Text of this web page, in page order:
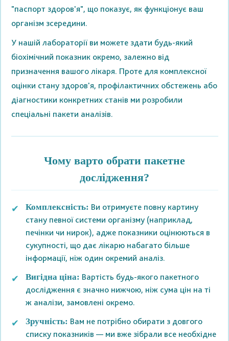
"паспорт здоров'я", що показує, як функціонує ваш
організм зсередини.
У нашій лабораторії ви можете здати будь-який
біохімічний показник окремо, залежно від
призначення вашого лікаря. Проте для комплексної
оцінки стану здоров'я, профілактичних обстежень або
діагностики конкретних станів ми розробили
спеціальні пакети аналізів.
Чому варто обрати пакетне
дослідження?
Комплексність: Ви отримуєте повну картину
стану певної системи організму (наприклад,
печінки чи нирок), адже показники оцінюються в
сукупності, що дає лікарю набагато більше
інформації, ніж один окремий аналіз.
Вигідна ціна: Вартість будь-якого пакетного
дослідження є значно нижчою, ніж сума цін на ті
ж аналізи, замовлені окремо.
Зручність: Вам не потрібно обирати з довгого
списку показників — ми вже зібрали все необхідне